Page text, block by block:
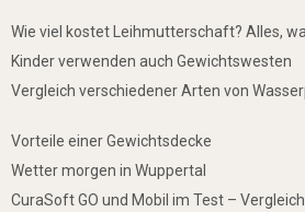
Wie viel kostet Leihmutterschaft? Alles,
Kinder verwenden auch Gewichtswesten
Vergleich verschiedener Arten von
Vorteile einer Gewichtsdecke
Wetter morgen in Wuppertal
CuraSoft GO und Mobil im Test –